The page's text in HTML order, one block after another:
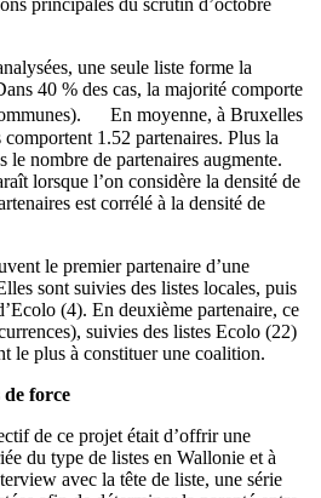
principales du scrutin d’octobre
une seule liste forme la
40 % des cas, la majorité comporte
En moyenne, à Bruxelles
1.52 partenaires. Plus la
le nombre de partenaires augmente.
lorsque l’on considère la densité de
est corrélé à la densité de
le premier partenaire d’une
sont suivies des listes locales, puis
(4). En deuxième partenaire, ce
suivies des listes Ecolo (22)
le plus à constituer une coalition.
force
de ce projet était d’offrir une
du type de listes en Wallonie et à
avec la tête de liste, une série